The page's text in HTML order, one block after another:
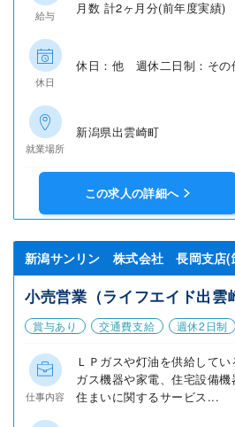
給与 月数 計2ヶ月分(前年度実績)
休日
休日：他 週休二日制：そ
就業場所
新潟県出雲崎町
この求人の詳細へ
新潟サンリン 株式会社 長岡支店(
小売営業（ライフエイド出雲
賞与あり
交通費支給 週休2日制
仕事内容
ＬＰガスや灯油を供給してい
ガス機器や家電、住宅設備機
住まいに関するサービス...